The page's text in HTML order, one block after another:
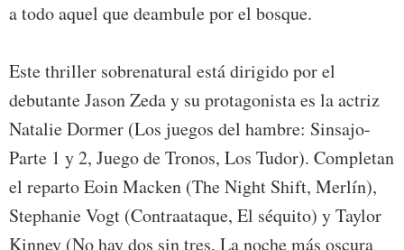
a todo aquel que deambule por el bosque.
Este thriller sobrenatural está dirigido por el
debutante Jason Zeda y su protagonista es la actriz
Natalie Dormer (Los juegos del hambre: Sinsajo-
Parte 1 y 2, Juego de Tronos, Los Tudor). Completan
el reparto Eoin Macken (The Night Shift, Merlín),
Stephanie Vogt (Contraataque, El séquito) y Taylor
Kinney (No hay dos sin tres, La noche más oscura